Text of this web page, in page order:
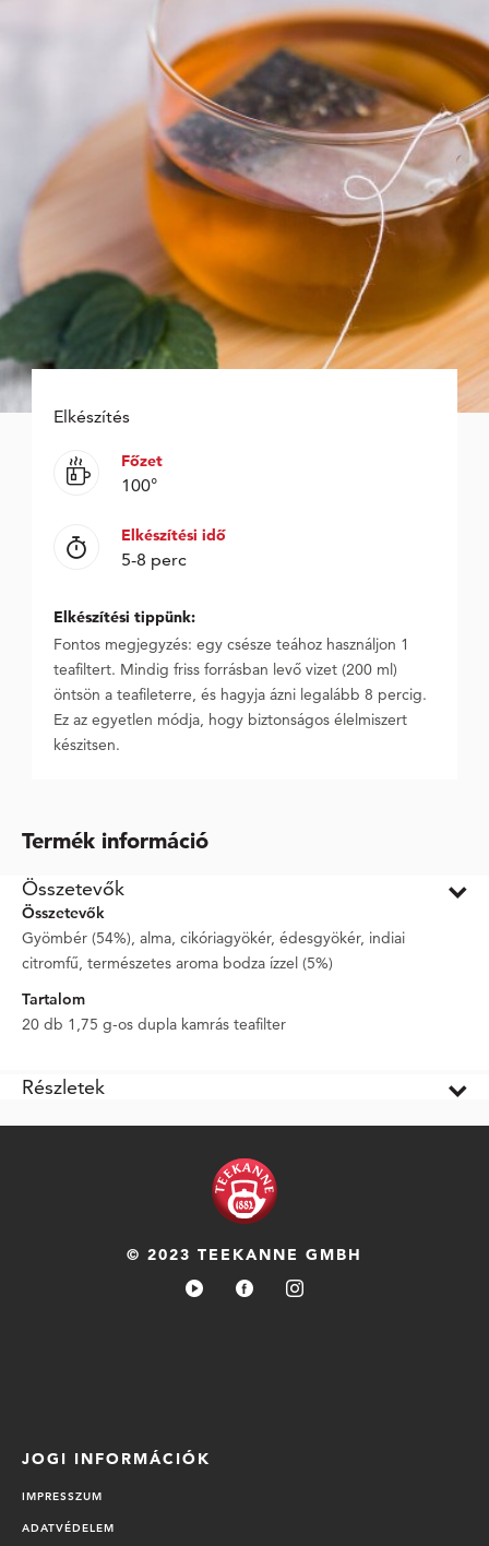
Elkészítés
Főzet
100°
Elkészítési idő
5-8 perc
Elkészítési tippünk:
Fontos megjegyzés: egy csésze teához használjon 1
teafiltert. Mindig friss forrásban levő vizet (200 ml)
öntsön a teafileterre, és hagyja ázni legalább 8 percig.
Ez az egyetlen módja, hogy biztonságos élelmiszert
készitsen.
Termék információ
Összetevők
Összetevők
Gyömbér (54%), alma, cikóriagyökér, édesgyökér, indiai
citromfű, természetes aroma bodza ízzel (5%)
Tartalom
20 db 1,75 g-os dupla kamrás teafilter
Részletek
© 2023 TEEKANNE GMBH
JOGI INFORMÁCIÓK
IMPRESSZUM
ADATVÉDELEM